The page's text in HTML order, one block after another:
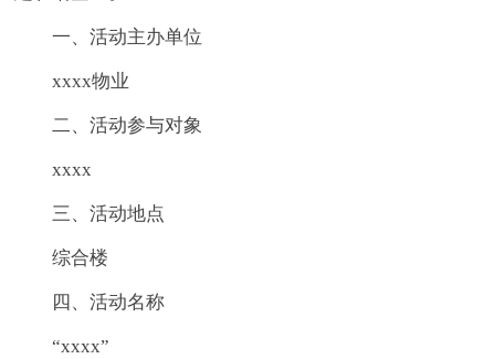
一、活动主办单位
xxxx物业
二、活动参与对象
xxxx
三、活动地点
综合楼
四、活动名称
“xxxx”